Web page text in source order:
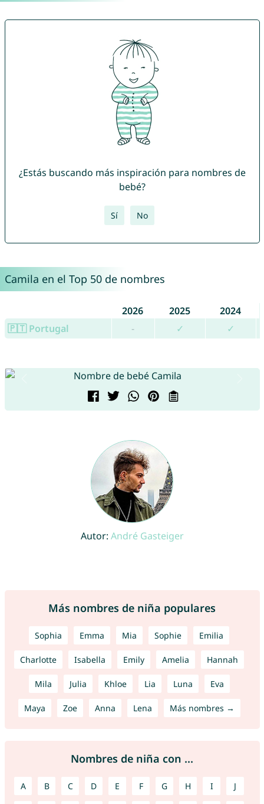
¿Estás buscando más inspiración para nombres de
bebé?
Sí No
Camila en el Top 50 de nombres
2026 2025
2024
🇵🇹 Portugal
- ✓ ✓
Autor: André Gasteiger
Más nombres de niña populares
Sophia Emma Mia Sophie Emilia
Charlotte Isabella Emily Amelia Hannah
Mila Julia Khloe Lia Luna Eva
Maya Zoe Anna Lena Más nombres →
Nombres de niña con ...
A B C D E F G H I J